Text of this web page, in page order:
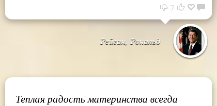
7
Рейган, Рональд
Теплая радость материнства всегда